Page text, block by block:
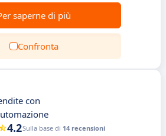
saperne di più
Confronta
con
4.2Sulla base di 14 recensioni